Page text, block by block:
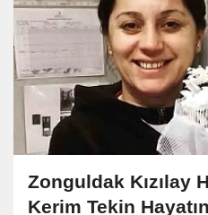
Zonguldak Kızılay
Kerim Tekin